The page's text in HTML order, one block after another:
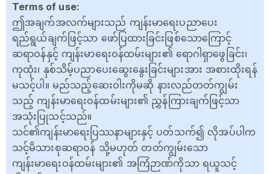
Terms of use:
ဤအချက်အလက်များသည် ကျန်းမာရေးပညာပေး
ရည်ရွယ်ချက်ဖြင့်သာ ဖော်ပြထားခြင်းဖြစ်သောကြောင့်
ဆရာဝန်နှင့် ကျန်းမာရေးဝန်ထမ်းများ၏ ရောဂါရှာဖွေခြင်း၊
ကုထုံး၊ နှစ်သိမ့်ပညာပေးဆွေးနွေးခြင်းများအား အစားထိုးရန်
မသင့်ပါ။ မည်သည့်ဆေးဝါးကိုမဆို နားလည်တတ်ကျွမ်း
သည့် ကျန်းမာရေးဝန်ထမ်းများ၏ ညွှန်ကြားချက်ဖြင့်သာ
အသုံးပြုသင့်သည်။
သင်၏ကျန်းမာရေးပြဿနာများနှင့် ပတ်သက်၍ လိုအပ်ပါက
သင့်မိသားစုဆရာဝန် သို့မဟုတ် တတ်ကျွမ်းသော
ကျန်းမာရေးဝန်ထမ်းများ၏ အကြံဉာဏ်ကိုသာ ရယူသင့်